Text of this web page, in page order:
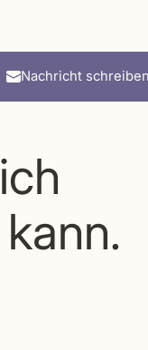
Nachricht schreiben
kann.